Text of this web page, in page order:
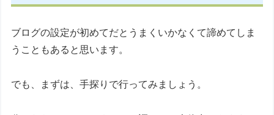
ブログの設定が初めてだとうまくいかなくて諦めてしま
うこともあると思います。
でも、まずは、手探りで行ってみましょう。